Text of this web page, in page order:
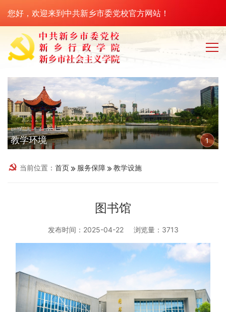
您好，欢迎来到中共新乡市委党校官方网站！
教学环境 1
当前位置： 首页 服务保障 教学设施
图书馆
发布时间：2025-04-22 浏览量：3713